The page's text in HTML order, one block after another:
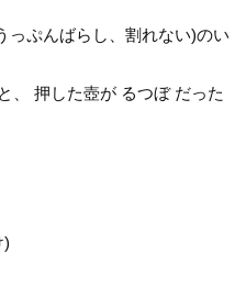
ぷんばらし、割れない)のい
、 押した壺が るつぼ だった
)